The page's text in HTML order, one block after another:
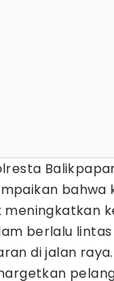
bahwa
meningkatkan
berlalu
di jalan raya.